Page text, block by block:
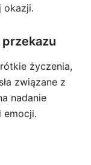
okazji.
życzenia,
związane z
nadanie
emocji.